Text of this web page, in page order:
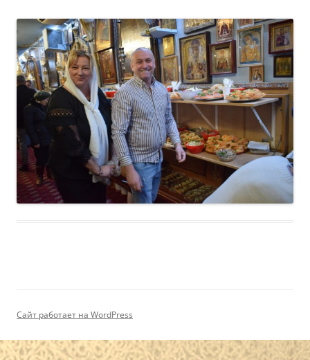
Сайт работает на WordPress